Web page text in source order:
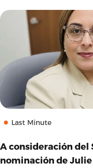
Last Minute
A consideración del
nominación de Julie